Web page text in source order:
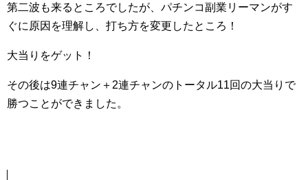
第二波も来るところでしたが、パチンコ副業リーマンがす
ぐに原因を理解し、打ち方を変更したところ！
大当りをゲット！
その後は9連チャン＋2連チャンのトータル11回の大当りで
勝つことができました。